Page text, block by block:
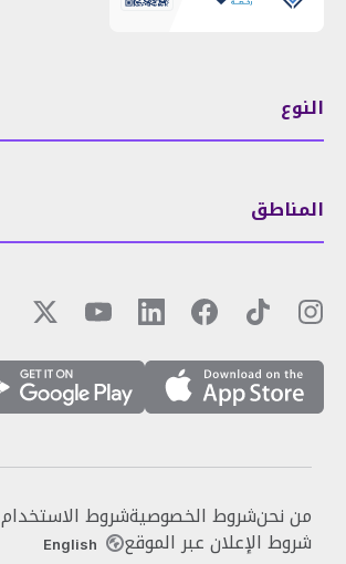
النوع
المناطق
من نحنشروط الخصوصيةشروط الاستخدام
شروط الإعلان عبر الموقع English